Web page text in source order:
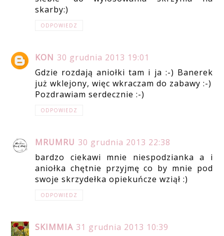
skarby:)
ODPOWIEDZ
KON 30 grudnia 2013 19:01
Gdzie rozdają aniołki tam i ja :-) Banerek
już wklejony, więc wkraczam do zabawy :-)
Pozdrawiam serdecznie :-)
ODPOWIEDZ
MRUMRU 30 grudnia 2013 22:38
bardzo ciekawi mnie niespodzianka a i
aniołka chętnie przyjmę co by mnie pod
swoje skrzydełka opiekuńcze wziął :)
ODPOWIEDZ
SKIMMIA 31 grudnia 2013 10:39